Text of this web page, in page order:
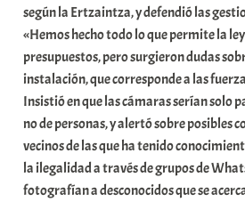
según la Ertzaintza, y defendió las
«Hemos hecho todo lo que permite la
presupuestos, pero surgieron dudas
instalación, que corresponde a las
Insistió en que las cámaras serían solo
no de personas, y alertó sobre posibles
vecinos de las que ha tenido
la ilegalidad a través de grupos de
fotografían a desconocidos que se